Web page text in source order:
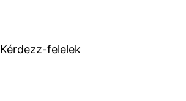
Kérdezz-felelek